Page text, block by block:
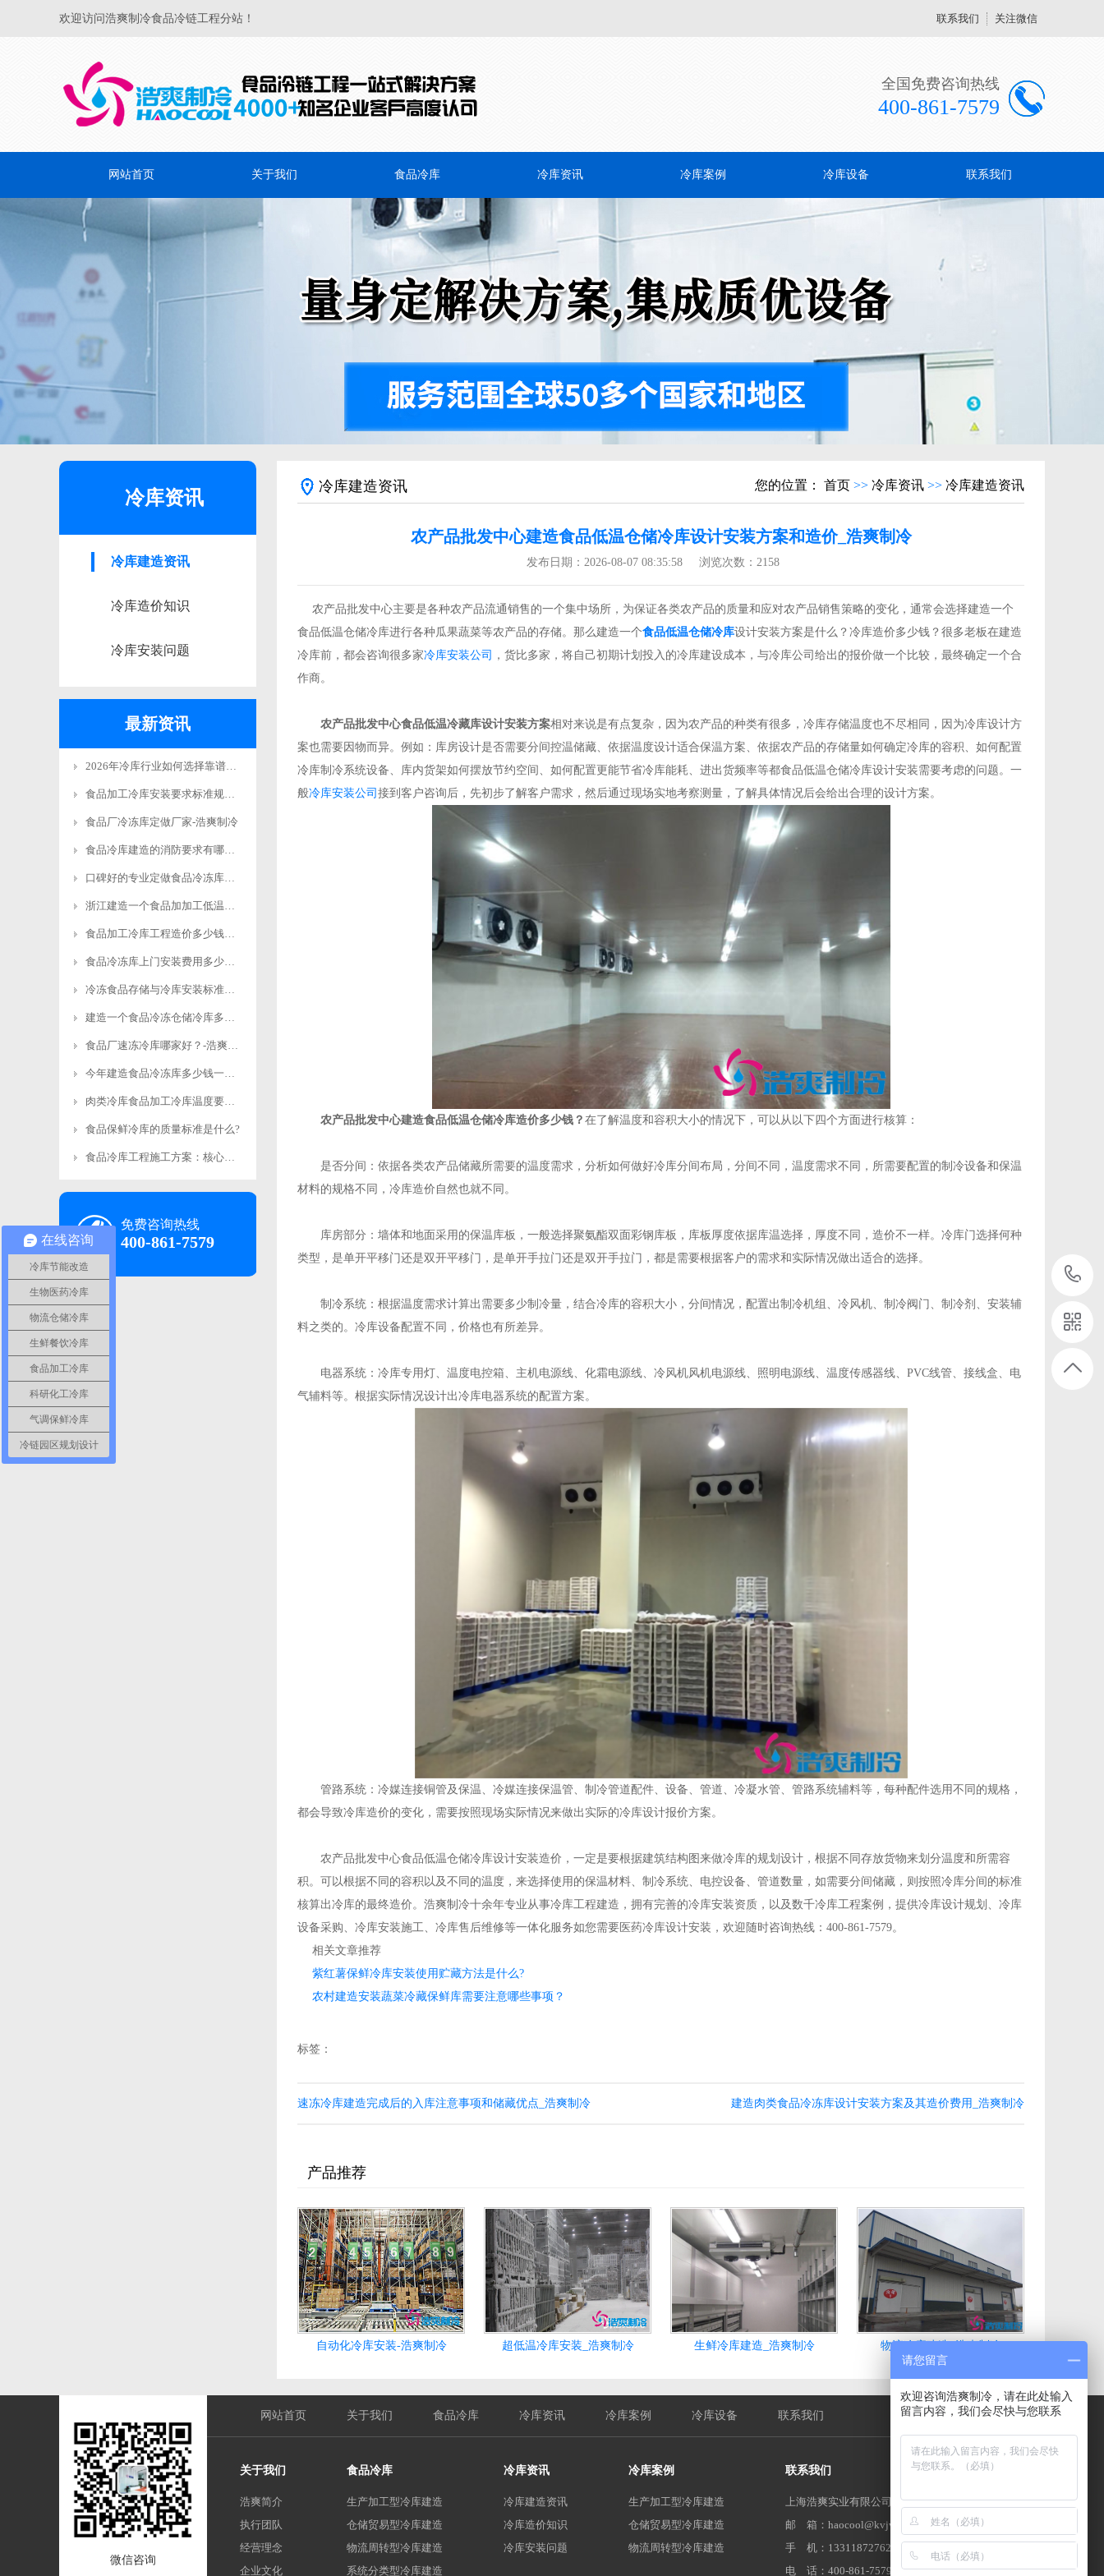
欢迎访问浩爽制冷食品冷链工程分站！ 联系我们 关注微信
全国免费咨询热线
400-861-7579
网站首页 关于我们 食品冷库 冷库资讯 冷库案例 冷库设备 联系我们
冷库资讯
冷库建造资讯
冷库造价知识
冷库安装问题
最新资讯
2026年冷库行业如何选择靠谱有实力的工程商品牌
食品加工冷库安装要求标准规范更新
食品厂冷冻库定做厂家-浩爽制冷
食品冷库建造的消防要求有哪些？-浩爽制冷
口碑好的专业定做食品冷冻库安装电话-浩爽制冷
浙江建造一个食品加加工低温立体库费用多少钱？-浩爽制冷
食品加工冷库工程造价多少钱？-浩爽制冷
食品冷冻库上门安装费用多少钱？-浩爽制冷
冷冻食品存储与冷库安装标准规范要求-浩爽制冷
建造一个食品冷冻仓储冷库多少钱？-浩爽制冷
食品厂速冻冷库哪家好？-浩爽制冷
今年建造食品冷冻库多少钱一平方米？-浩爽制冷
肉类冷库食品加工冷库温度要求详解-浩爽制冷
食品保鲜冷库的质量标准是什么?
食品冷库工程施工方案：核心施工要求详解-浩爽制冷
免费咨询热线
400-861-7579
冷库建造资讯 您的位置： 首页 >> 冷库资讯 >> 冷库建造资讯
农产品批发中心建造食品低温仓储冷库设计安装方案和造价_浩爽制冷
发布日期： 2026-08-07 08:35:58 浏览次数： 2158
农产品批发中心主要是各种农产品流通销售的一个集中场所，为保证各类农产品的质量和应对农产品销售策略的变化，通常会选择建造一个
食品低温仓储冷库进行各种瓜果蔬菜等农产品的存储。那么建造一个食品低温仓储冷库设计安装方案是什么？冷库造价多少钱？很多老板在建造
冷库前，都会咨询很多家冷库安装公司
，货比多家，将自己初期计划投入的冷库建设成本，与冷库公司给出的报价做一个比较，最终确定一个合
作商。
农产品批发中心食品低温冷藏库设计安装方案相对来说是有点复杂，因为农产品的种类有很多，冷库存储温度也不尽相同，因为冷库设计方
案也需要因物而异。例如：库房设计是否需要分间控温储藏、依据温度设计适合保温方案、依据农产品的存储量如何确定冷库的容积、如何配置
冷库制冷系统设备、库内货架如何摆放节约空间、如何配置更能节省冷库能耗、进出货频率等都食品低温仓储冷库设计安装需要考虑的问题。一
般冷库安装公司 接到客户咨询后，先初步了解客户需求，然后通过现场实地考察测量，了解具体情况后会给出合理的设计方案。
农产品批发中心建造食品低温仓储冷库造价多少钱？ 在了解温度和容积大小的情况下，可以从以下四个方面进行核算：
是否分间：依据各类农产品储藏所需要的温度需求，分析如何做好冷库分间布局，分间不同，温度需求不同，所需要配置的制冷设备和保温
材料的规格不同，冷库造价自然也就不同。
库房部分：墙体和地面采用的保温库板，一般选择聚氨酯双面彩钢库板，库板厚度依据库温选择，厚度不同，造价不一样。冷库门选择何种
类型，是单开平移门还是双开平移门，是单开手拉门还是双开手拉门，都是需要根据客户的需求和实际情况做出适合的选择。
制冷系统：根据温度需求计算出需要多少制冷量，结合冷库的容积大小，分间情况，配置出制冷机组、冷风机、制冷阀门、制冷剂、安装辅
料之类的。冷库设备配置不同，价格也有所差异。
电器系统：冷库专用灯、温度电控箱、主机电源线、化霜电源线、冷风机风机电源线、照明电源线、温度传感器线、PVC线管、接线盒、电
气辅料等。根据实际情况设计出冷库电器系统的配置方案。
管路系统：冷媒连接铜管及保温、冷媒连接保温管、制冷管道配件、设备、管道、冷凝水管、管路系统辅料等，每种配件选用不同的规格，
都会导致冷库造价的变化，需要按照现场实际情况来做出实际的冷库设计报价方案。
农产品批发中心食品低温仓储冷库设计安装造价，一定是要根据建筑结构图来做冷库的规划设计，根据不同存放货物来划分温度和所需容
积。可以根据不同的容积以及不同的温度，来选择使用的保温材料、制冷系统、电控设备、管道数量，如需要分间储藏，则按照冷库分间的标准
核算出冷库的最终造价。浩爽制冷十余年专业从事冷库工程建造，拥有完善的冷库安装资质，以及数千冷库工程案例，提供冷库设计规划、冷库
设备采购、冷库安装施工、冷库售后维修等一体化服务如您需要医药冷库设计安装，欢迎随时咨询热线：400-861-7579。
相关文章推荐
紫红薯保鲜冷库安装使用贮藏方法是什么?
农村建造安装蔬菜冷藏保鲜库需要注意哪些事项？
标签：
速冻冷库建造完成后的入库注意事项和储藏优点_浩爽制冷 建造肉类食品冷冻库设计安装方案及其造价费用_浩爽制冷
产品推荐
自动化冷库安装-浩爽制冷 超低温冷库安装_浩爽制冷 生鲜冷库建造_浩爽制冷 物流冷库建造_浩爽制冷
微信咨询
网站首页 关于我们 食品冷库 冷库资讯 冷库案例 冷库设备 联系我们
关于我们
浩爽简介
执行团队
经营理念
企业文化
食品冷库
生产加工型冷库建造
仓储贸易型冷库建造
物流周转型冷库建造
系统分类型冷库建造
冷库资讯
冷库建造资讯
冷库造价知识
冷库安装问题
冷库案例
生产加工型冷库建造
仓储贸易型冷库建造
物流周转型冷库建造
联系我们
上海浩爽实业有限公司
邮 箱：haocool@kvjv.com
手 机：13311872762
电 话：400-861-7579
在线咨询
冷库节能改造
生物医药冷库
物流仓储冷库
生鲜餐饮冷库
食品加工冷库
科研化工冷库
气调保鲜冷库
冷链园区规划设计
请您留言
欢迎咨询浩爽制冷，请在此处输入
留言内容，我们会尽快与您联系